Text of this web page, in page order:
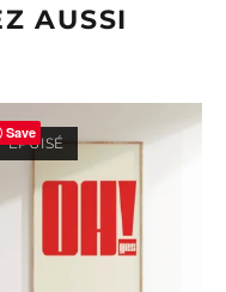
AUSSI
Save
ÉPUISÉ